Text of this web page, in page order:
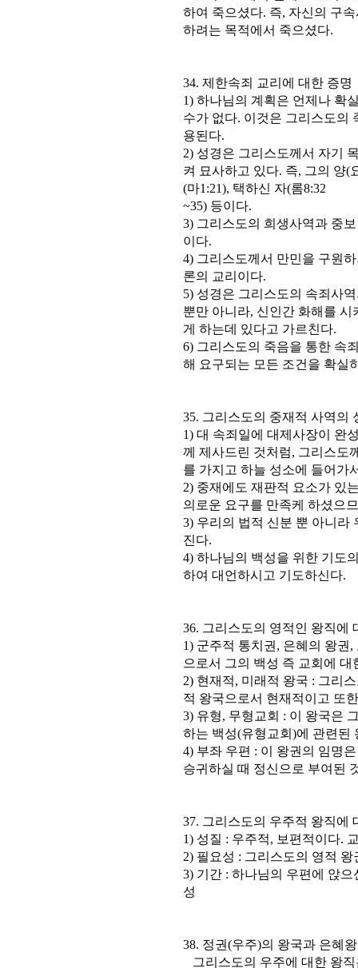
하여 죽으셨다. 즉, 자신의 구
하려는 목적에서 죽으셨다.
34. 제한속죄 교리에 대한 증명
1) 하나님의 계획은 언제나 확
수가 없다. 이것은 그리스도의
용된다.
2) 성경은 그리스도께서 자기
켜 묘사하고 있다. 즉, 그의 양(
(마1:21), 택하신 자(롬8:32
~35) 등이다.
3) 그리스도의 희생사역과 중
이다.
4) 그리스도께서 만민을 구원
론의 교리이다.
5) 성경은 그리스도의 속죄사
뿐만 아니라, 신인간 화해를
게 하는데 있다고 가르친다.
6) 그리스도의 죽음을 통한 속
해 요구되는 모든 조건을 확실
35. 그리스도의 중재적 사역의
1) 대 속죄일에 대제사장이 완
께 제사드린 것처럼, 그리스도
를 가지고 하늘 성소에 들어가
2) 중재에도 재판적 요소가 있
의로운 요구를 만족케 하셨으
3) 우리의 법적 신분 뿐 아니라
진다.
4) 하나님의 백성을 위한 기도
하여 대언하시고 기도하신다.
36. 그리스도의 영적인 왕직에
1) 군주적 통치권, 은혜의 왕권
으로서 그의 백성 즉 교회에
2) 현재적, 미래적 왕국 : 그리
적 왕국으로서 현재적이고 또
3) 유형, 무형교회 : 이 왕국은
하는 백성(유형교회)에 관련된
4) 부좌 우편 : 이 왕권의 임명
승귀하실 때 정신으로 부여된
37. 그리스도의 우주적 왕직에
1) 성질 : 우주적, 보편적이다.
2) 필요성 : 그리스도의 영적 왕
3) 기간 : 하나님의 우편에 앉
성
38. 정권(우주)의 왕국과 은혜
그리스도의 우주에 대한 왕